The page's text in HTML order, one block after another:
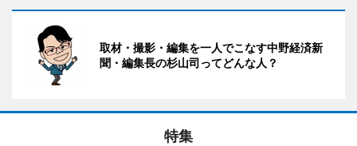
取材・撮影・編集を一人でこなす中野経済新
聞・編集長の杉山司ってどんな人？
特集